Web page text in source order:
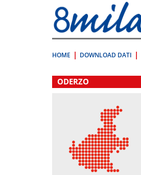
direttamente
a:
Contenuto
HOME DOWNLOAD DATI
.
ODERZO